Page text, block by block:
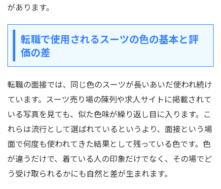
があります。
転職で使用されるスーツの色の基本と評
価の差
転職の面接では、同じ色のスーツが長いあいだ使われ続け
ています。スーツ売り場の陳列や求人サイトに掲載されて
いる写真を見ても、似た色味が繰り返し目に入ります。こ
れらは流行として選ばれているというより、面接という場
面で何度も使われてきた結果として残っている色です。色
が違うだけで、着ている人の印象だけでなく、その場でど
う受け取られるかにも自然と差が生まれます。